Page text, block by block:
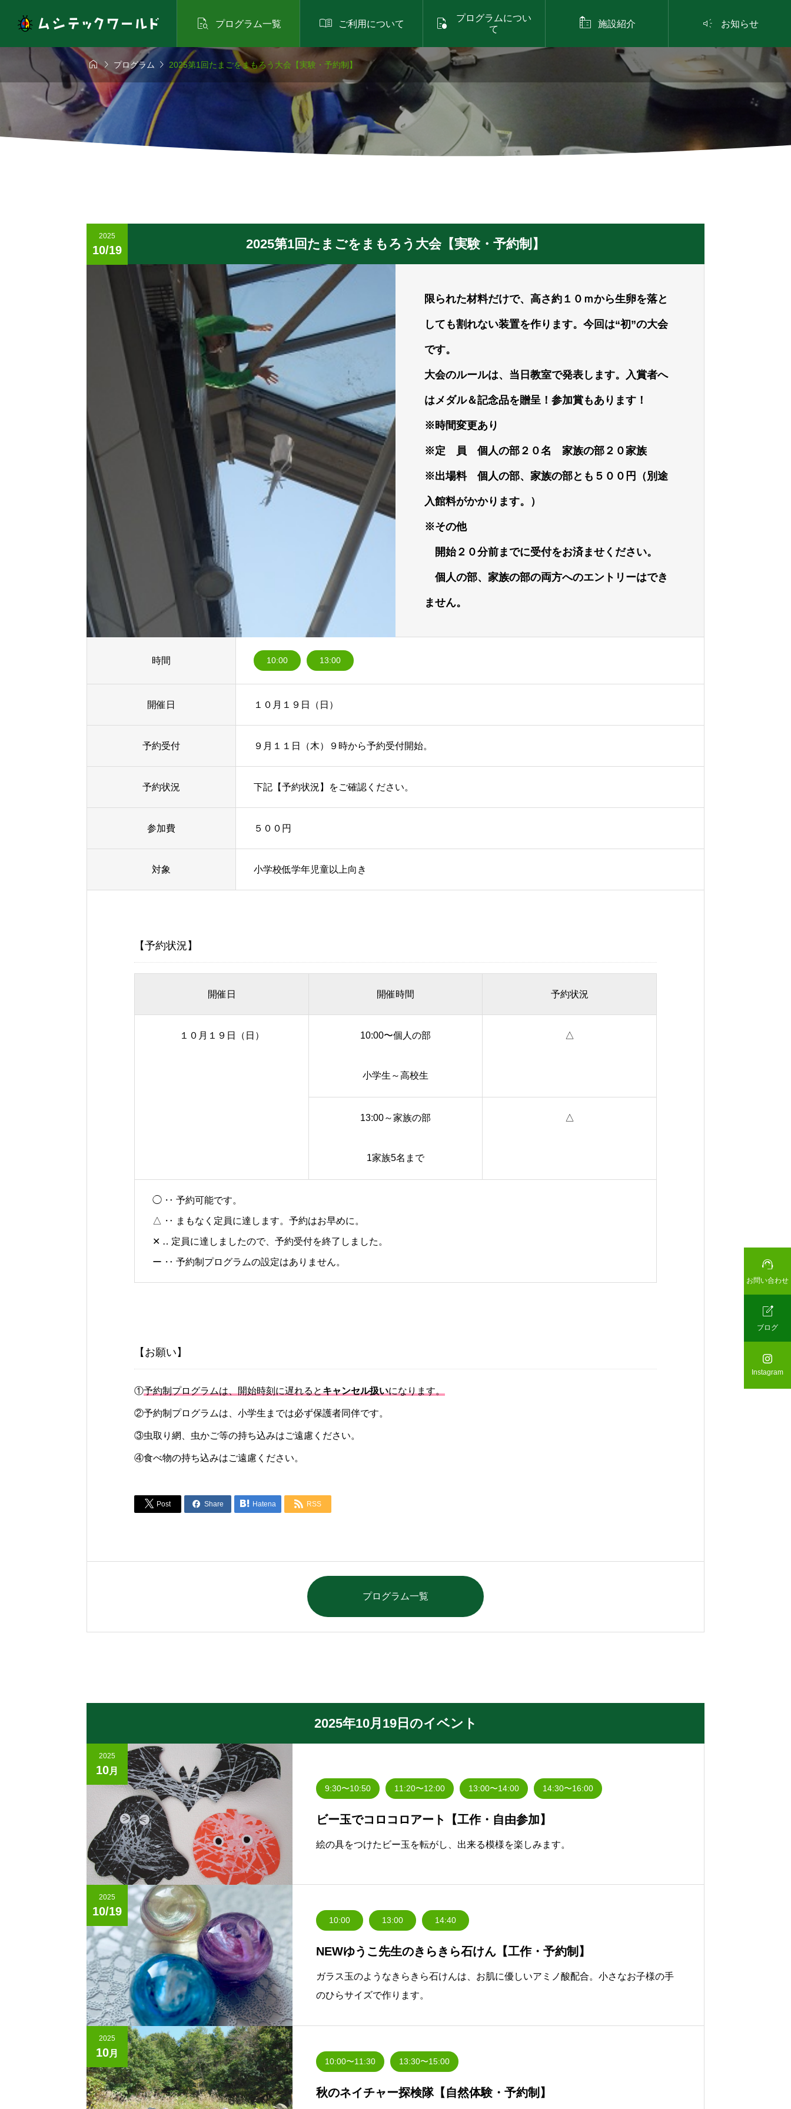
 プログラム一覧  ご利用について 
プログラムについ
て
 施設紹介  お知らせ
 プログラム  2025第1回たまごをまもろう大会【実験・予約制】
2025
10/19 2025第1回たまごをまもろう大会【実験・予約制】
限られた材料だけで、高さ約１０ｍから生卵を落と
しても割れない装置を作ります。今回は“初”の大会
です。
大会のルールは、当日教室で発表します。入賞者へ
はメダル＆記念品を贈呈！参加賞もあります！
※時間変更あり
※定 員 個人の部２０名 家族の部２０家族
※出場料 個人の部、家族の部とも５００円（別途
入館料がかかります。）
※その他
開始２０分前までに受付をお済ませください。
個人の部、家族の部の両方へのエントリーはでき
ません。
時間 10:00 13:00
開催日 １０月１９日（日）
予約受付 ９月１１日（木）９時から予約受付開始。
予約状況 下記【予約状況】をご確認ください。
参加費 ５００円
対象 小学校低学年児童以上向き
【予約状況】
開催日 開催時間 予約状況
１０月１９日（日） 10:00〜個人の部
小学生～高校生
△
13:00～家族の部
1家族5名まで
△
◯ ‥ 予約可能です。
△ ‥ まもなく定員に達します。予約はお早めに。
✕ ‥ 定員に達しましたので、予約受付を終了しました。
ー ‥ 予約制プログラムの設定はありません。
【お願い】
①予約制プログラムは、開始時刻に遅れると キャンセル扱いになります。
②予約制プログラムは、小学生までは必ず保護者同伴です。
③虫取り網、虫かご等の持ち込みはご遠慮ください。
④食べ物の持ち込みはご遠慮ください。
 Post  Share  Hatena  RSS
プログラム一覧
2025年10月19日のイベント
2025
10月
9:30〜10:50 11:20〜12:00 13:00〜14:00 14:30〜16:00
ビー玉でコロコロアート【工作・自由参加】
絵の具をつけたビー玉を転がし、出来る模様を楽しみます。
2025
10/19
10:00 13:00 14:40
NEWゆうこ先生のきらきら石けん【工作・予約制】
ガラス玉のようなきらきら石けんは、お肌に優しいアミノ酸配合。小さなお子様の手
のひらサイズで作ります。
2025
10月
10:00〜11:30 13:30〜15:00
秋のネイチャー探検隊【自然体験・予約制】

お問い合わせ

ブログ

Instagram